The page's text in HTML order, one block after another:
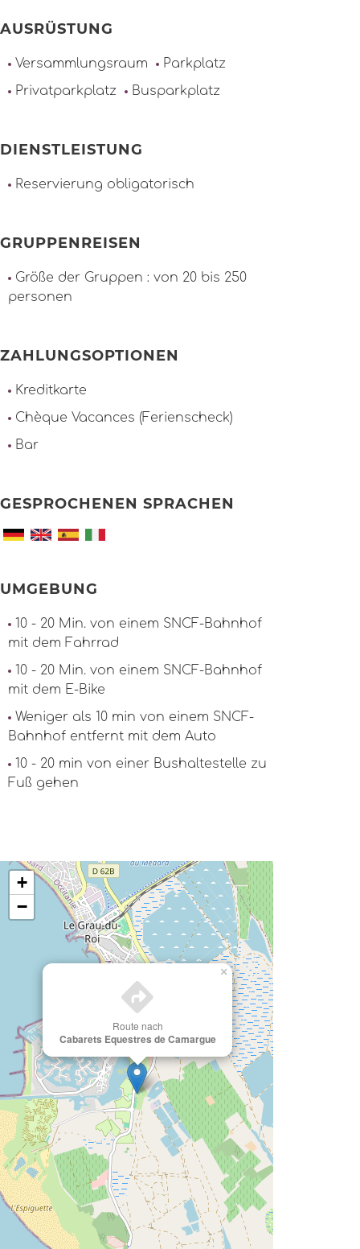
AUSRÜSTUNG
Versammlungsraum
Parkplatz
Privatparkplatz
Busparkplatz
DIENSTLEISTUNG
Reservierung obligatorisch
GRUPPENREISEN
Größe der Gruppen : von 20 bis 250
personen
ZAHLUNGSOPTIONEN
Kreditkarte
Chèque Vacances (Ferienscheck)
Bar
GESPROCHENEN SPRACHEN
UMGEBUNG
10 - 20 Min. von einem SNCF-Bahnhof
mit dem Fahrrad
10 - 20 Min. von einem SNCF-Bahnhof
mit dem E-Bike
Weniger als 10 min von einem SNCF-
Bahnhof entfernt mit dem Auto
10 - 20 min von einer Bushaltestelle zu
Fuß gehen
Route nach
Cabarets Equestres de Camargue
×
+
−